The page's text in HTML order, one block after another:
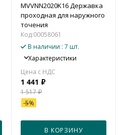
MVVNN2020K16 Державка
проходная для наружного
точения
Код:00058061
В наличии : 7 шт.
Характеристики
1 441 ₽
1 517₽
-5%
В КОРЗИНУ